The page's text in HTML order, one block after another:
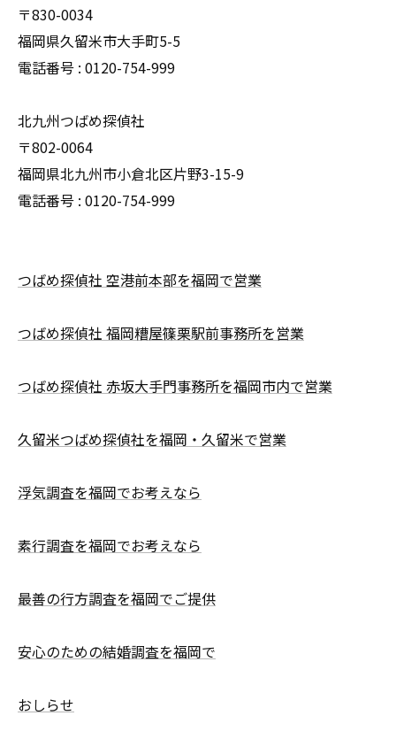
〒830-0034
福岡県久留米市大手町5-5
電話番号 : 0120-754-999
北九州つばめ探偵社
〒802-0064
福岡県北九州市小倉北区片野3-15-9
電話番号 : 0120-754-999
つばめ探偵社 空港前本部を福岡で営業
つばめ探偵社 福岡糟屋篠栗駅前事務所を営業
つばめ探偵社 赤坂大手門事務所を福岡市内で営業
久留米つばめ探偵社を福岡・久留米で営業
浮気調査を福岡でお考えなら
素行調査を福岡でお考えなら
最善の行方調査を福岡でご提供
安心のための結婚調査を福岡で
おしらせ